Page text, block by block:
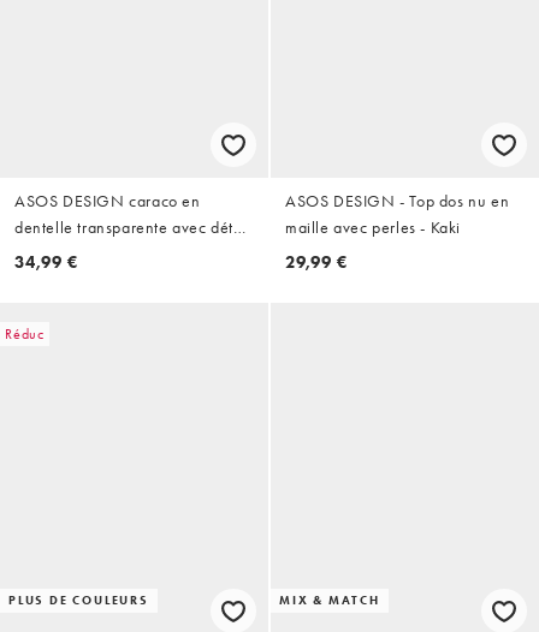
ASOS DESIGN caraco en
dentelle transparente avec détail
fleur pastel
34,99 €
ASOS DESIGN - Top dos nu en
maille avec perles - Kaki
29,99 €
Réduc
PLUS DE COULEURS MIX & MATCH